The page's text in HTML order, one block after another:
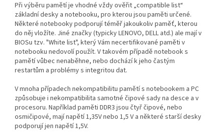
Při výběru pamětí je vhodné vždy ověřit „compatible list“
základní desky a notebooku, pro kterou jsou paměti určené.
Některé notebooky podporují téměř jakoukoliv paměť, kterou
do něj vložíte. Jiné značky (typicky LENOVO, DELL atd.) ale mají v
BIOSu tzv. "White list", který Vám necertifikované paměti v
notebooku nedovolí použít. V takovém případě notebook s
pamětí vůbec nenaběhne, nebo dochází k jeho častým
restartům a problémy s integritou dat.
V mnoha případech nekompatibilitu pamětí s notebookem a PC
způsobuje i nekompatibilita samotné čipové sady na desce a v
procesoru. Například paměti DDR3 jsou čtyř čipové, nebo
osmičipové, mají napětí 1,35V nebo 1,5 V a některé starší desky
podporují jen napětí 1,5V.